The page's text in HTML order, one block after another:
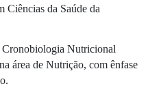
Ciências da Saúde da
Cronobiologia Nutricional
área de Nutrição, com ênfase